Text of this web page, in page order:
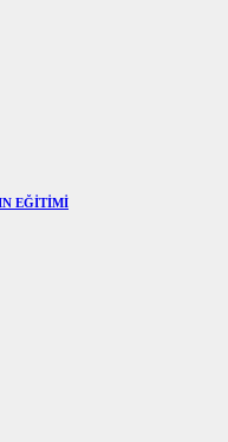
EĞİTİMİ